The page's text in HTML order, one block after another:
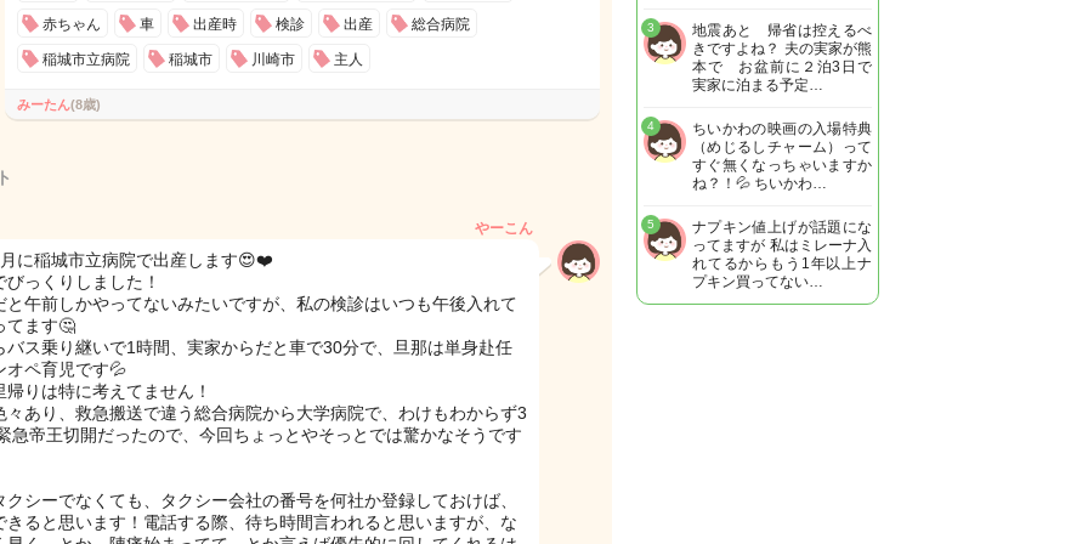
赤ちゃん 車 出産時 検診 出産 総合病院
稲城市立病院 稲城市 川崎市 主人
みーたん(8歳)
やーこん
に稲城市立病院で出産します😍❤️
びっくりしました！
と午前しかやってないみたいですが、私の検診はいつも午後入れて
てます🤔
バス乗り継いで1時間、実家からだと車で30分で、旦那は単身赴任
オペ育児です💦
帰りは特に考えてません！
々あり、救急搬送で違う総合病院から大学病院で、わけもわからず3
急帝王切開だったので、今回ちょっとやそっとでは驚かなそうです
クシーでなくても、タクシー会社の番号を何社か登録しておけば、
きると思います！電話する際、待ち時間言われると思いますが、な
地震あと 帰省は控えるべ
きですよね？ 夫の実家が熊
本で お盆前に２泊3日で
実家に泊まる予定…
3
ちいかわの映画の入場特典
（めじるしチャーム）って
すぐ無くなっちゃいますか
ね？！💦 ちいかわ…
4
ナプキン値上げが話題にな
ってますが 私はミレーナ入
れてるからもう1年以上ナ
プキン買ってない…
5